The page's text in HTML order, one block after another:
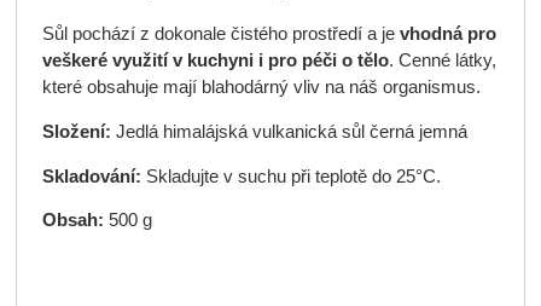
Sůl pochází z dokonale čistého prostředí a je vhodná pro
veškeré využití v kuchyni i pro péči o tělo. Cenné látky,
které obsahuje mají blahodárný vliv na náš organismus.
Složení: Jedlá himalájská vulkanická sůl černá jemná
Skladování: Skladujte v suchu při teplotě do 25°C.
Obsah: 500 g